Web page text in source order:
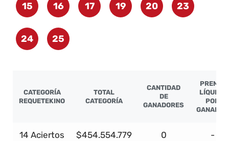
15 16 17 19 20 23
24 25
CATEGORÍA
REQUETEKINO
TOTAL
CATEGORÍA
CANTIDAD
DE
GANADORES
PREMIO
LÍQUIDO
POR
GANADOR
14 Aciertos $454.554.779 0 -